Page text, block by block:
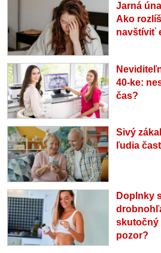
Jarná
Ako
navštíviť
40-ke:
čas?
Sivý
ľudia
Doplnky
skutočný
pozor?